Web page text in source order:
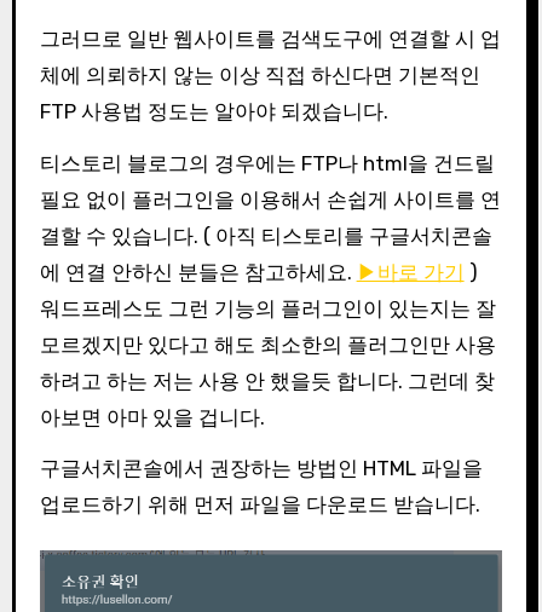
그러므로 일반 웹사이트를 검색도구에 연결할 시 업
체에 의뢰하지 않는 이상 직접 하신다면 기본적인
FTP 사용법 정도는 알아야 되겠습니다.
티스토리 블로그의 경우에는 FTP나 html을 건드릴
필요 없이 플러그인을 이용해서 손쉽게 사이트를 연
결할 수 있습니다. ( 아직 티스토리를 구글서치콘솔
에 연결 안하신 분들은 참고하세요. ▶바로 가기 )
워드프레스도 그런 기능의 플러그인이 있는지는 잘
모르겠지만 있다고 해도 최소한의 플러그인만 사용
하려고 하는 저는 사용 안 했을듯 합니다. 그런데 찾
아보면 아마 있을 겁니다.
구글서치콘솔에서 권장하는 방법인 HTML 파일을
업로드하기 위해 먼저 파일을 다운로드 받습니다.